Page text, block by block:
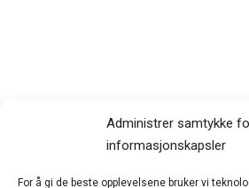
Administrer samtykke
informasjonskapsler
For å gi de beste opplevelsene bruker vi